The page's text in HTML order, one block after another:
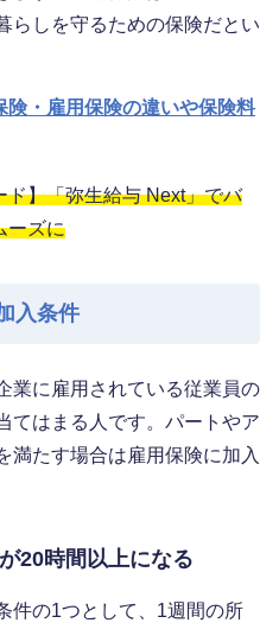
らしを守るための保険だとい
険・雇用保険の違いや保険料
ド】「弥生給与 Next」でバ
ーズに
入条件
業に雇用されている従業員の
てはまる人です。パートやア
満たす場合は雇用保険に加入
20時間以上になる
件の1つとして、1週間の所